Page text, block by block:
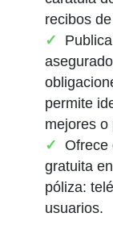
recibos
permite
mejores o
Ofrece
gratuita
póliza:
usuarios.